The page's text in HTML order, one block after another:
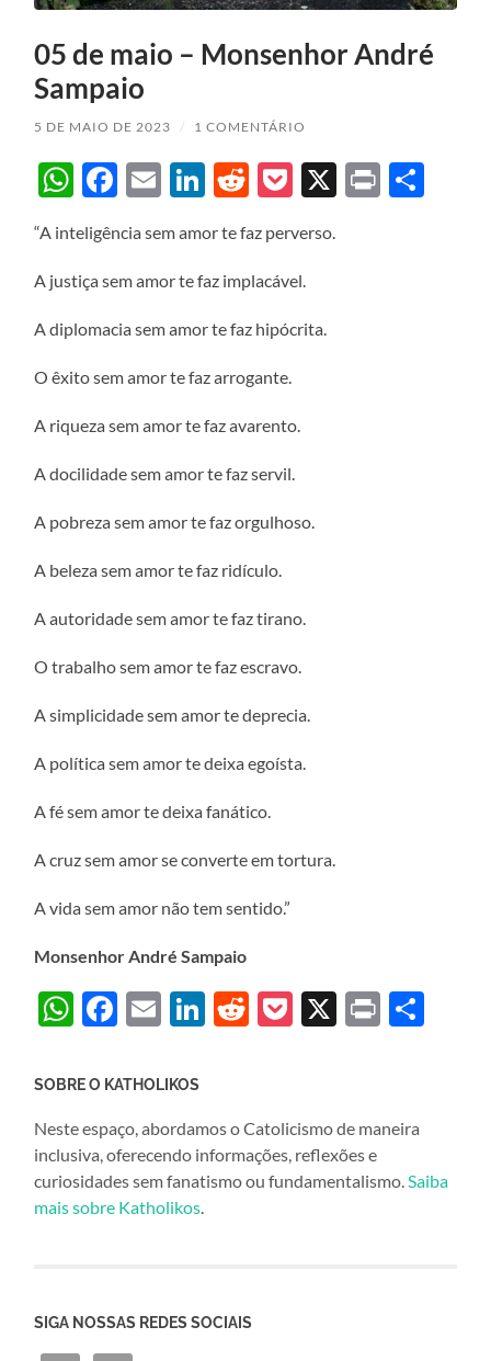
05 de maio – Monsenhor André
Sampaio
5 DE MAIO DE 2023 / 1 COMENTÁRIO
WhatsApp
Facebook
EmailLinkedIn
Reddit
Pocket
X Print
“A inteligência sem amor te faz perverso.
A justiça sem amor te faz implacável.
A diplomacia sem amor te faz hipócrita.
O êxito sem amor te faz arrogante.
A riqueza sem amor te faz avarento.
A docilidade sem amor te faz servil.
A pobreza sem amor te faz orgulhoso.
A beleza sem amor te faz ridículo.
A autoridade sem amor te faz tirano.
O trabalho sem amor te faz escravo.
A simplicidade sem amor te deprecia.
A política sem amor te deixa egoísta.
A fé sem amor te deixa fanático.
A cruz sem amor se converte em tortura.
A vida sem amor não tem sentido.”
Monsenhor André Sampaio
WhatsApp
Facebook
EmailLinkedIn
Reddit
Pocket
X Print
SOBRE O KATHOLIKOS
Neste espaço, abordamos o Catolicismo de maneira
inclusiva, oferecendo informações, reflexões e
curiosidades sem fanatismo ou fundamentalismo. Saiba
mais sobre Katholikos
SIGA NOSSAS REDES SOCIAIS